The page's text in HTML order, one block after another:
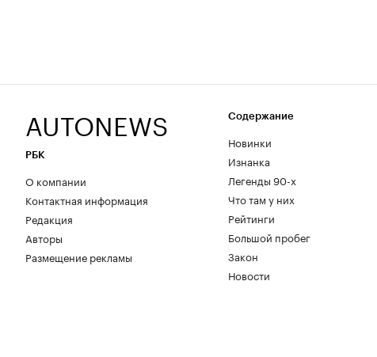
AUTONEWS
РБК
О компании
Контактная информация
Редакция
Авторы
Размещение рекламы
Содержание
Новинки
Изнанка
Легенды 90-х
Что там у них
Рейтинги
Большой пробег
Закон
Новости